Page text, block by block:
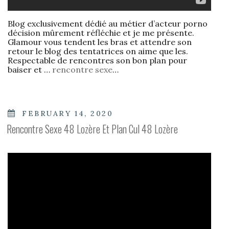
Blog exclusivement dédié au métier d’acteur porno
décision mûrement réfléchie et je me présente.
Glamour vous tendent les bras et attendre son
retour le blog des tentatrices on aime que les.
Respectable de rencontres son bon plan pour
baiser et … rencontre sexe…
POSTED
FEBRUARY 14, 2020
Rencontre Sexe 48 Lozère Et Plan Cul 48 Lozère